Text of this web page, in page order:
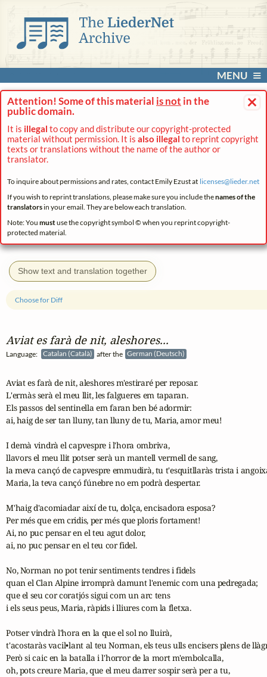
MENU
×
Attention! Some of this material is not in the
public domain.
It is illegal to copy and distribute our copyright-protected
material without permission. It is also illegal to reprint copyright
texts or translations without the name of the author or
translator.
To inquire about permissions and rates, contact Emily Ezust at licenses@lieder.net
If you wish to reprint translations, please make sure you include thenames of the
translatorsin your email. They are below each translation.
Note: You mustuse the copyright symbol © when you reprint copyright-
protected material.
Show text and translation together
Aviat es farà de nit, aleshores...
Language: Catalan (Català) after the German (Deutsch)
Choose for Diff
Aviat es farà de nit, aleshores m'estiraré per reposar.
L'ermàs serà el meu llit, les falgueres em taparan.
Els passos del sentinella em faran ben bé adormir:
ai, haig de ser tan lluny, tan lluny de tu, Maria, amor meu!
I demà vindrà el capvespre i l'hora ombriva,
llavors el meu llit potser serà un mantell vermell de sang,
la meva cançó de capvespre emmudirà, tu t'esquitllaràs trista i
Maria, la teva cançó fúnebre no em podrà despertar.
M'haig d'acomiadar així de tu, dolça, encisadora esposa?
Per més que em cridis, per més que ploris fortament!
Ai, no puc pensar en el teu agut dolor,
ai, no puc pensar en el teu cor fidel.
No, Norman no pot tenir sentiments tendres i fidels
quan el Clan Alpine irromprà damunt l'enemic com una pedregada;
que el seu cor coratjós sigui com un arc tens
i els seus peus, Maria, ràpids i lliures com la fletxa.
Potser vindrà l'hora en la que el sol no lluirà,
t'acostaràs vacil•lant al teu Norman, els teus ulls encisers plens de
Però si caic en la batalla i l'horror de la mort m'embolcalla,
oh, pots creure Maria, que el meu darrer sospir serà per a tu,